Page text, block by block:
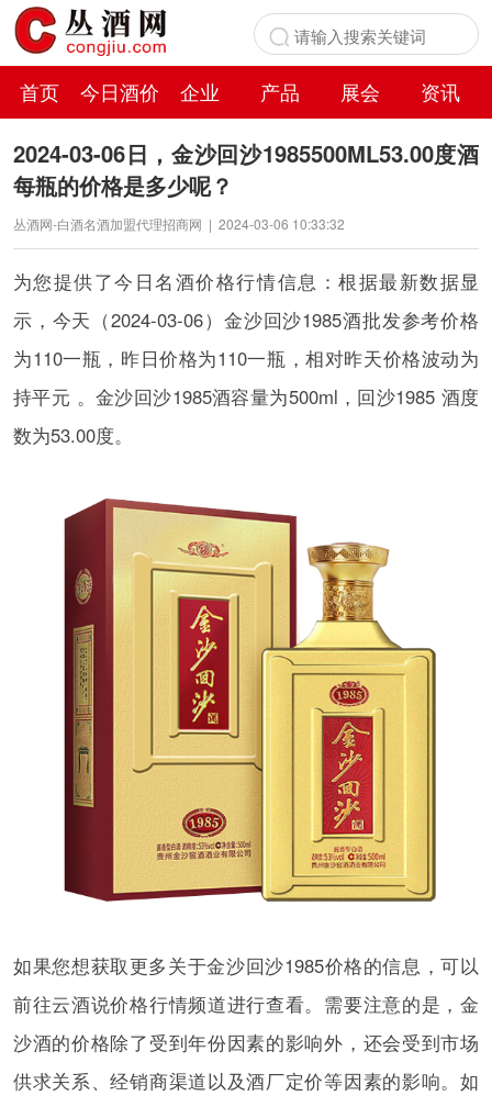
首页 今日酒价 企业 产品 展会
资讯
百科
2024-03-06日，金沙回沙1985500ML53.00度酒
每瓶的价格是多少呢？
丛酒网-白酒名酒加盟代理招商网 | 2024-03-06 10:33:32
为您提供了今日名酒价格行情信息：根据最新数据显
示，今天（2024-03-06）金沙回沙1985酒批发参考价格
为110一瓶，昨日价格为110一瓶，相对昨天价格波动为
持平元 。金沙回沙1985酒容量为500ml，回沙1985 酒度
数为53.00度。
如果您想获取更多关于金沙回沙1985价格的信息，可以
前往云酒说价格行情频道进行查看。需要注意的是，金
沙酒的价格除了受到年份因素的影响外，还会受到市场
供求关系、经销商渠道以及酒厂定价等因素的影响。如